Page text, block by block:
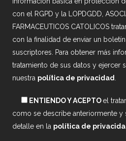
con el RGPD y la LOPDGDD,
FARMACEUTICOS CATOLICOS
con la finalidad de enviar un
suscriptores. Para obtener más
tratamiento de sus datos y ejercer
nuestra política de privacidad
ENTIENDO Y ACEPTOel
como se describe anteriormente y
detalle en la política de